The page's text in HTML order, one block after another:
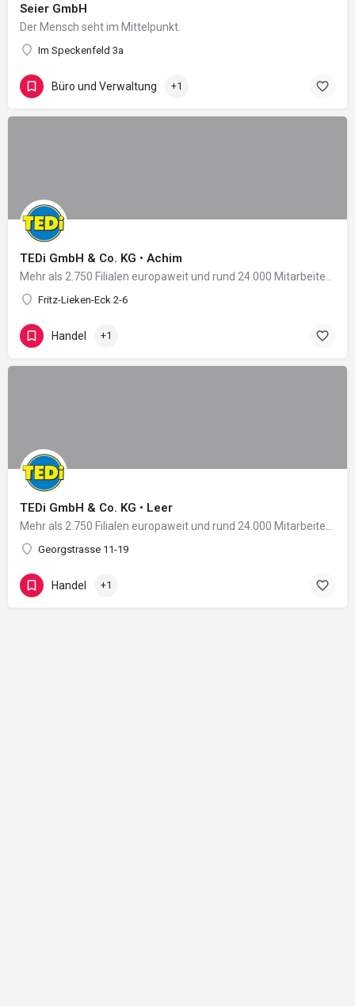
Seier GmbH
Der Mensch seht im Mittelpunkt.
Im Speckenfeld 3a
Büro und Verwaltung +1
TEDi GmbH & Co. KG • Achim
Fritz-Lieken-Eck 2-6
Handel +1
TEDi GmbH & Co. KG • Leer
Georgstrasse 11-19
Handel +1